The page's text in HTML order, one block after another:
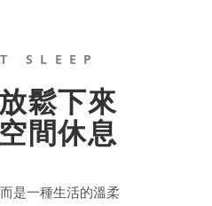
SLEEP
鬆下來
間休息
是一種生活的溫柔